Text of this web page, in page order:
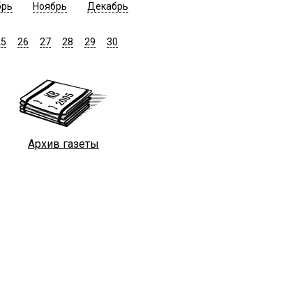
Ноябрь Декабрь
26 27 28 29 30
Архив газеты